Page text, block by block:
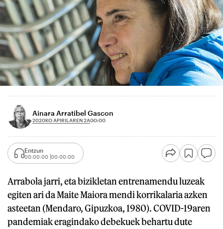
Ainara Arratibel Gascon
2020KO APIRILAREN 2A00:00
Entzun
00:00:00 00:00:00
Arrabola jarri, eta bizikletan entrenamendu luzeak
egiten ari da Maite Maiora mendi korrikalaria azken
asteetan (Mendaro, Gipuzkoa, 1980). COVID-19aren
pandemiak eragindako debekuek behartu dute